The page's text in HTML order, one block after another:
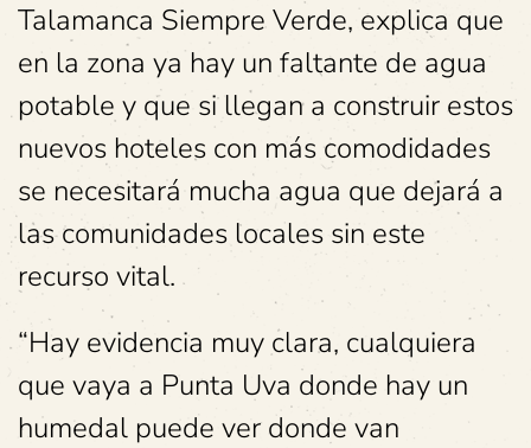
Talamanca Siempre Verde, explica que
en la zona ya hay un faltante de agua
potable y que si llegan a construir estos
nuevos hoteles con más comodidades
se necesitará mucha agua que dejará a
las comunidades locales sin este
recurso vital.
“Hay evidencia muy clara, cualquiera
que vaya a Punta Uva donde hay un
humedal puede ver donde van